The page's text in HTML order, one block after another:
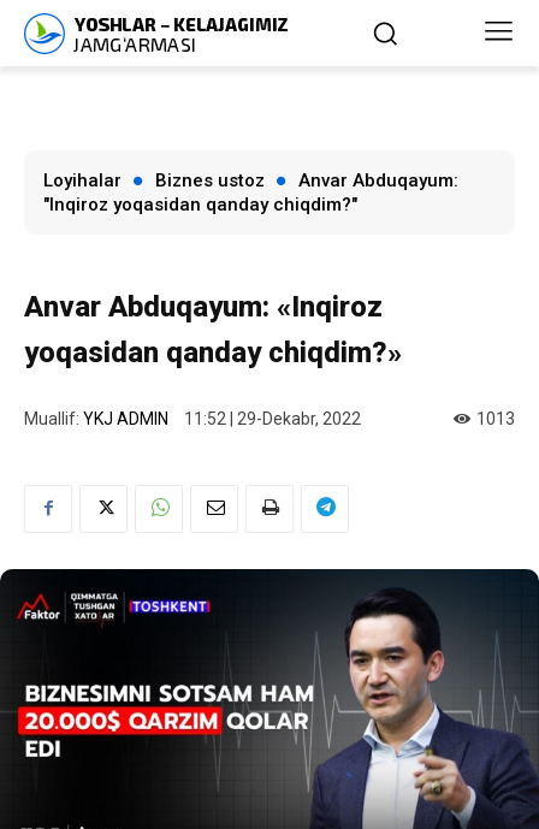
Loyihalar Biznes ustoz
Anvar Abduqayum:
"Inqiroz yoqasidan qanday chiqdim?"
Anvar Abduqayum: «Inqiroz
yoqasidan qanday chiqdim?»
Muallif: YKJ ADMIN 11:52 | 29-Dekabr, 2022 1013